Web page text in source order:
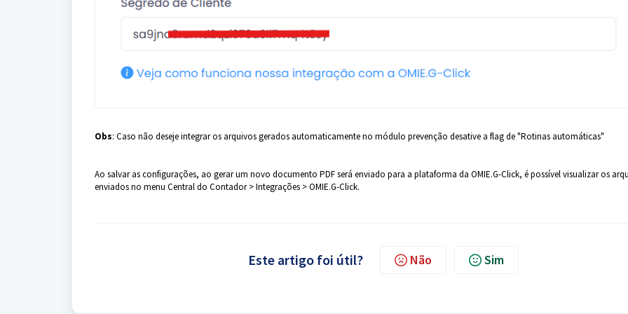
Obs: Caso não deseje integrar os arquivos gerados automaticamente no módulo prevenção desative a flag de "Rotinas automáticas"
Ao salvar as configurações, ao gerar um novo documento PDF será enviado para a plataforma da OMIE.G-Click, é possível visualizar os
enviados no menu Central do Contador > Integrações > OMIE.G-Click.
Este artigo foi útil? Não Sim